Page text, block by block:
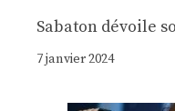
Sabaton dévoile
7 janvier 2024